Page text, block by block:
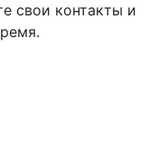
свои контакты и